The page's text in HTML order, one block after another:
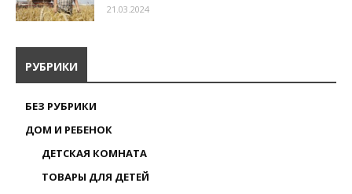
21.03.2024
РУБРИКИ
БЕЗ РУБРИКИ
ДОМ И РЕБЕНОК
ДЕТСКАЯ КОМНАТА
ТОВАРЫ ДЛЯ ДЕТЕЙ